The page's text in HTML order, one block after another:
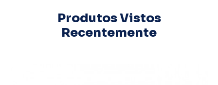
Produtos Vistos
Recentemente